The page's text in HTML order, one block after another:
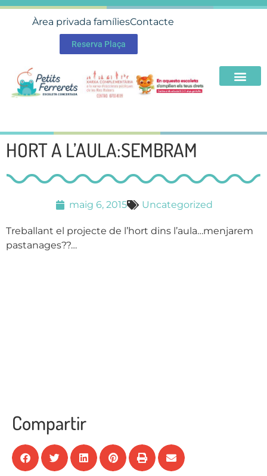
Àrea privada famíliesContacte
Reserva Plaça
HORT A L’AULA:SEMBRAM
maig 6, 2015 Uncategorized
Treballant el projecte de l’hort dins l’aula…menjarem
pastanages??…
Compartir